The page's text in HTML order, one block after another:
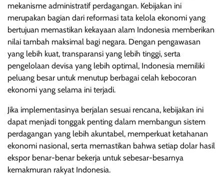
mekanisme administratif perdagangan. Kebijakan ini
merupakan bagian dari reformasi tata kelola ekonomi yang
bertujuan memastikan kekayaan alam Indonesia memberikan
nilai tambah maksimal bagi negara. Dengan pengawasan
yang lebih kuat, transparansi yang lebih tinggi, serta
pengelolaan devisa yang lebih optimal, Indonesia memiliki
peluang besar untuk menutup berbagai celah kebocoran
ekonomi yang selama ini terjadi.
Jika implementasinya berjalan sesuai rencana, kebijakan ini
dapat menjadi tonggak penting dalam membangun sistem
perdagangan yang lebih akuntabel, memperkuat ketahanan
ekonomi nasional, serta memastikan bahwa setiap dolar hasil
ekspor benar-benar bekerja untuk sebesar-besarnya
kemakmuran rakyat Indonesia.